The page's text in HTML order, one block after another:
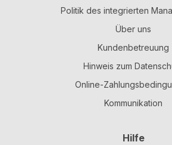
Politik des integrierten
Über uns
Kundenbetreuung
Hinweis zum
Online-
Kommunikation
Hilfe